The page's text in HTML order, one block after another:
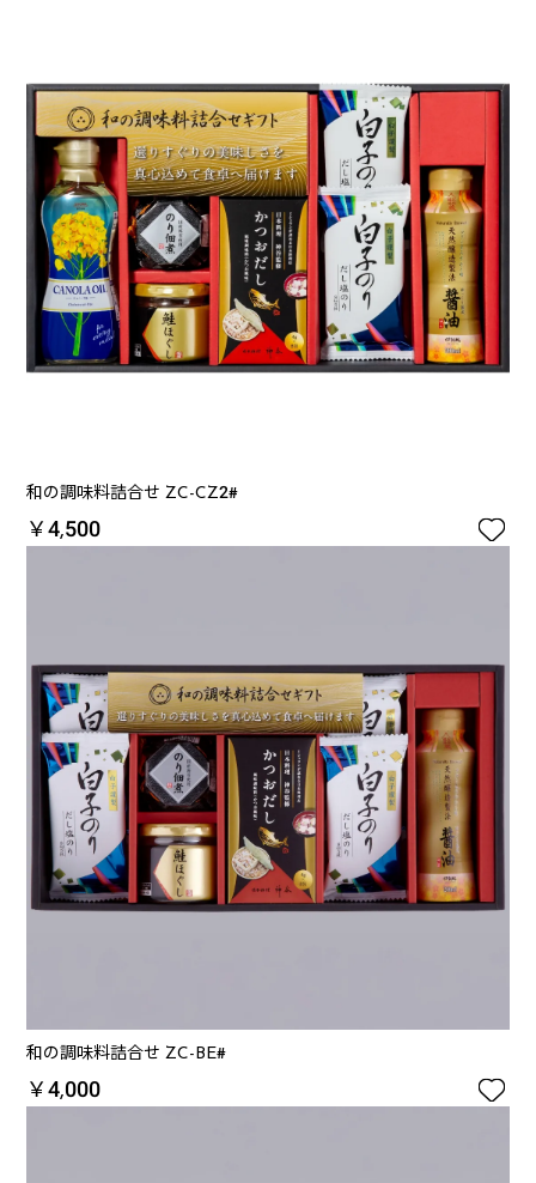
和の調味料詰合せ ZC-CZ2#
￥4,500 
和の調味料詰合せ ZC-BE#
￥4,000 